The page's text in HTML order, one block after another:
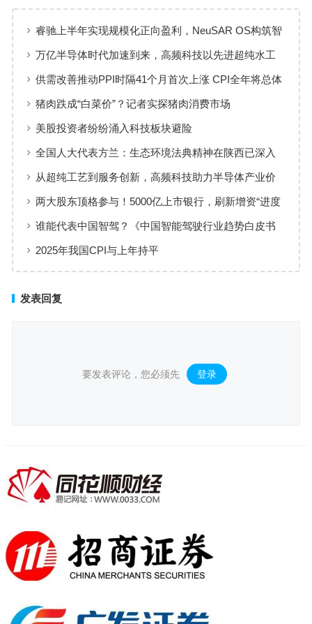
睿驰上半年实现规模化正向盈利，NeuSAR OS构筑智
能汽车软件增长新引擎
万亿半导体时代加速到来，高频科技以先进超纯水工
艺赋能高端制造
供需改善推动PPI时隔41个月首次上涨 CPI全年将总体
保持温和上涨趋势
猪肉跌成“白菜价”？记者实探猪肉消费市场
美股投资者纷纷涌入科技板块避险
全国人大代表方兰：生态环境法典精神在陕西已深入
人心
从超纯工艺到服务创新，高频科技助力半导体产业价
值共创
两大股东顶格参与！5000亿上市银行，刷新增资“进度
条”
谁能代表中国智驾？《中国智能驾驶行业趋势白皮书
（2025）》点名华为、元戎、Momenta
2025年我国CPI与上年持平
发表回复
要发表评论，您必须先 登录 。